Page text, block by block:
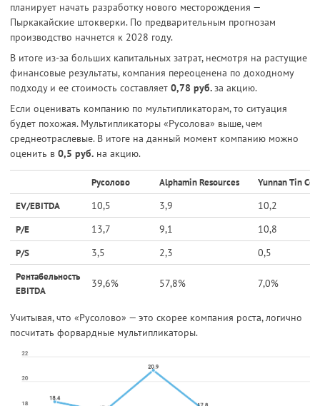
планирует начать разработку нового месторождения —
Пыркакайские штокверки. По предварительным прогнозам
производство начнется к 2028 году.
В итоге из-за больших капитальных затрат, несмотря на растущие
финансовые результаты, компания переоценена по доходному
подходу и ее стоимость составляет 0,78 руб.за акцию.
Если оценивать компанию по мультипликаторам, то ситуация
будет похожая. Мультипликаторы «Русолова» выше, чем
среднеотраслевые. В итоге на данный момент компанию можно
оценить в 0,5 руб. на акцию.
Русолово Alphamin Resources
Yunnan Tin
EV/EBITDA
10,5 3,9 10,2
P/E 13,7 9,1 10,8
P/S 3,5 2,3 0,5
Рентабельность
EBITDA
39,6% 57,8% 7,0%
Учитывая, что «Русолово» — это скорее компания роста, логично
посчитать форвардные мультипликаторы.